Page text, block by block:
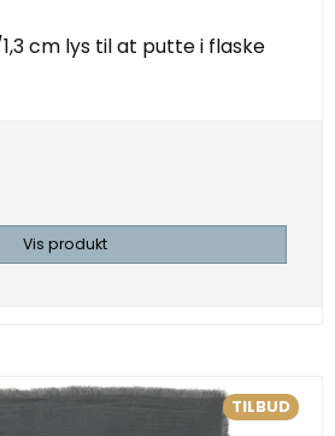
cm lys til at putte i flaske
Vis produkt
TILBUD